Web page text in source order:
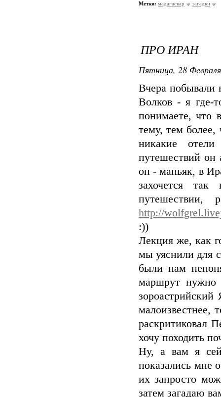
Метки: мадагаскар загадки
ПРО ИРАН
Пятница, 28
Вчера побывали
Волков - я где-
понимаете, что
тему, тем более,
никакие
путешествий он
он - маньяк, в
захочется
http://
:))
Лекция же, как
мы уяснили для
были нам
маршрут нужно
малоизвестнее,
раскритиковал
хочу походить
Ну, а вам я
показались мне
их запросто
затем загадаю